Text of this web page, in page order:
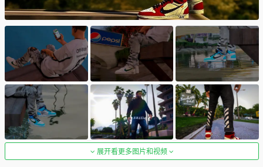
展开看更多图片和视频